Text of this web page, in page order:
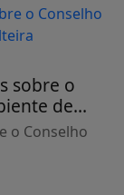
sobre o
de...
o Conselho